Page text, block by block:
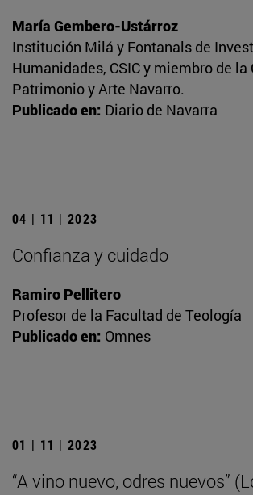
María Gembero-Ustárroz
Institución Milá y Fontanals de
Humanidades, CSIC y miembro de la
Patrimonio y Arte Navarro.
Publicado en: Diario de Navarra
04 | 11 | 2023
Confianza y cuidado
Ramiro Pellitero
Profesor de la Facultad de Teología
Publicado en: Omnes
01 | 11 | 2023
“A vino nuevo, odres nuevos”